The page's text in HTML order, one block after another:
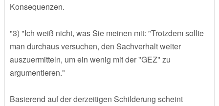
Konsequenzen.
"3) "Ich weiß nicht, was Sie meinen mit: "Trotzdem sollte
man durchaus versuchen, den Sachverhalt weiter
auszuermitteln, um ein wenig mit der "GEZ" zu
argumentieren."
Basierend auf der derzeitigen Schilderung scheint